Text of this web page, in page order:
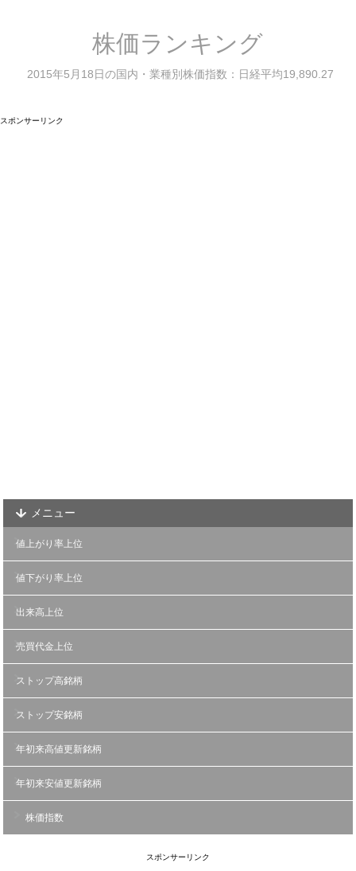
株価ランキング
2015年5月18日の国内・業種別株価指数：日経平均19,890.27
スポンサーリンク
メニュー
値上がり率上位
値下がり率上位
出来高上位
売買代金上位
ストップ高銘柄
ストップ安銘柄
年初来高値更新銘柄
年初来安値更新銘柄
株価指数
スポンサーリンク